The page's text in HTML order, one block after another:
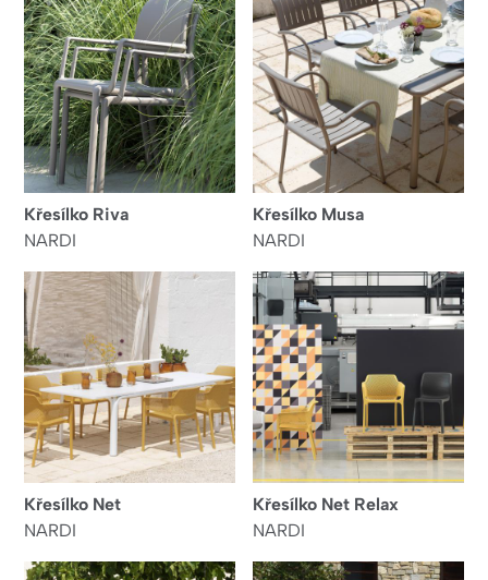
Křesílko Riva
NARDI
Křesílko Musa
NARDI
Křesílko Net
NARDI
Křesílko Net Relax
NARDI